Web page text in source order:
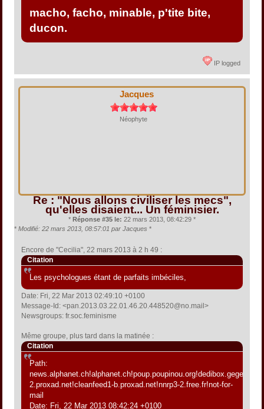
macho, facho, minable, p'tite bite,
ducon.
IP logged
Jacques
Néophyte
Re : "Nous allons civiliser les mecs",
qu'elles disaient... Un féminisier.
* Réponse #35 le: 22 mars 2013, 08:42:29 *
* Modifié: 22 mars 2013, 08:57:01 par Jacques *
Encore de "Cecilia", 22 mars 2013 à 2 h 49 :
Citation
Les psychologues étant de parfaits imbéciles,
Date: Fri, 22 Mar 2013 02:49:10 +0100
Message-Id: <pan.2013.03.22.01.46.20.448520@no.mail>
Newsgroups: fr.soc.feminisme
Même groupe, plus tard dans la matinée :
Citation
Path:
2.proxad.net!cleanfeed1-b.proxad.net!nnrp3-2.free.fr!not-for-
mail
Date: Fri, 22 Mar 2013 08:42:24 +0100